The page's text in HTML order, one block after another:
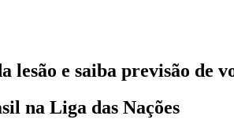
lesão e saiba previsão de
na Liga das Nações